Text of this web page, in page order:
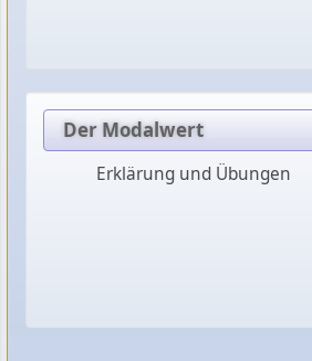
Der Modalwert
Erklärung und Übungen